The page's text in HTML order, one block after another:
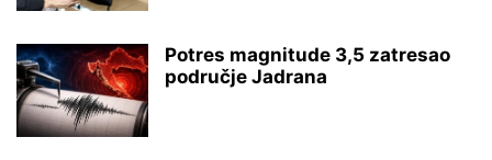
Potres magnitude 3,5 zatresao
područje Jadrana